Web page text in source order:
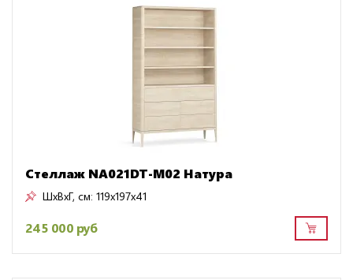
Стеллаж NA021DT-M02 Натура
ШxВxГ, см: 119x197x41
245 000 руб